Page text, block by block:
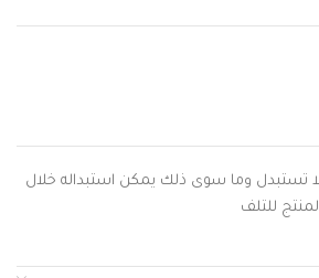
لا تستبدل وما سوى ذلك يمكن استبداله خلال